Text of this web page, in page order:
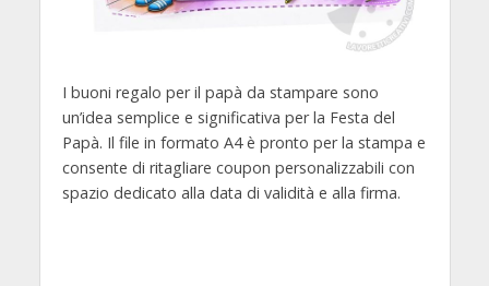
I buoni regalo per il papà da stampare sono
un’idea semplice e significativa per la Festa del
Papà. Il file in formato A4 è pronto per la stampa e
consente di ritagliare coupon personalizzabili con
spazio dedicato alla data di validità e alla firma.